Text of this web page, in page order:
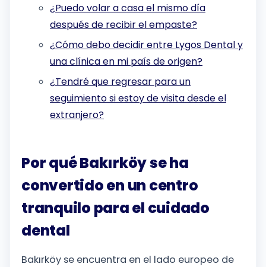
¿Puedo volar a casa el mismo día
después de recibir el empaste?
¿Cómo debo decidir entre Lygos Dental y
una clínica en mi país de origen?
¿Tendré que regresar para un
seguimiento si estoy de visita desde el
extranjero?
Por qué Bakırköy se ha
convertido en un centro
tranquilo para el cuidado
dental
Bakırköy se encuentra en el lado europeo de